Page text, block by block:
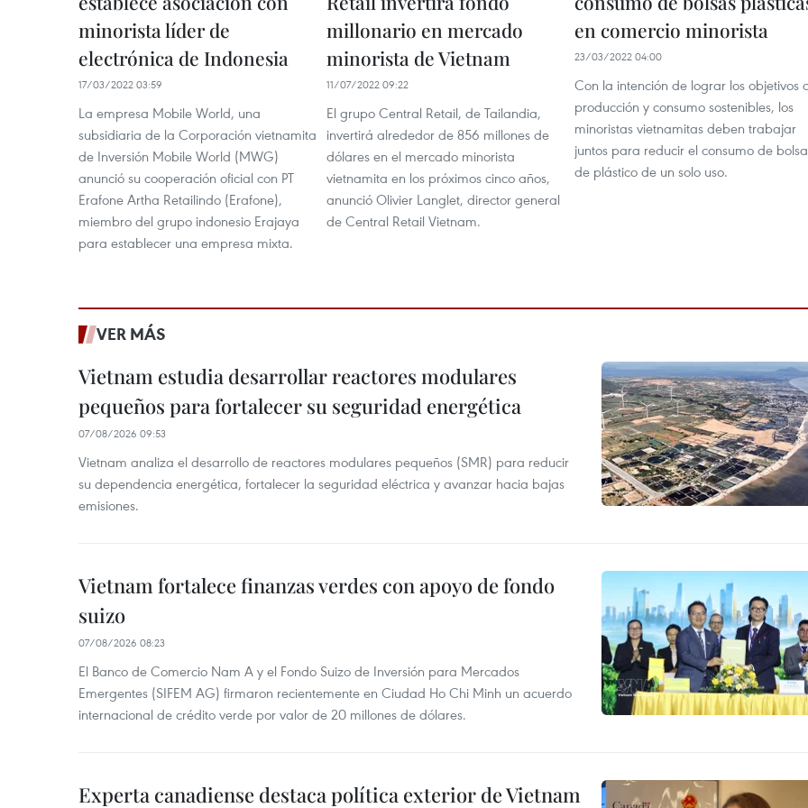
minorista líder de
electrónica de Indonesia
17/03/2022 03:59
La empresa Mobile World, una
subsidiaria de la Corporación vietnamita
de Inversión Mobile World (MWG)
anunció su cooperación oficial con PT
Erafone Artha Retailindo (Erafone),
miembro del grupo indonesio Erajaya
para establecer una empresa mixta.
millonario en mercado
minorista de Vietnam
11/07/2022 09:22
El grupo Central Retail, de Tailandia,
invertirá alrededor de 856 millones de
dólares en el mercado minorista
vietnamita en los próximos cinco años,
anunció Olivier Langlet, director general
de Central Retail Vietnam.
en comercio minorista
23/03/2022 04:00
Con la intención de lograr los objetivos
producción y consumo sostenibles, los
minoristas vietnamitas deben trabajar
juntos para reducir el consumo de
de plástico de un solo uso.
VER MÁS
Vietnam estudia desarrollar reactores modulares
pequeños para fortalecer su seguridad energética
07/08/2026 09:53
Vietnam analiza el desarrollo de reactores modulares pequeños (SMR) para reducir
su dependencia energética, fortalecer la seguridad eléctrica y avanzar hacia bajas
emisiones.
Vietnam fortalece finanzas verdes con apoyo de fondo
suizo
07/08/2026 08:23
El Banco de Comercio Nam A y el Fondo Suizo de Inversión para Mercados
Emergentes (SIFEM AG) firmaron recientemente en Ciudad Ho Chi Minh un acuerdo
internacional de crédito verde por valor de 20 millones de dólares.
Experta canadiense destaca política exterior de Vietnam